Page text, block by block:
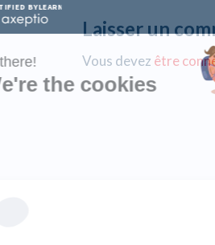
Laisser un
Vous devez être